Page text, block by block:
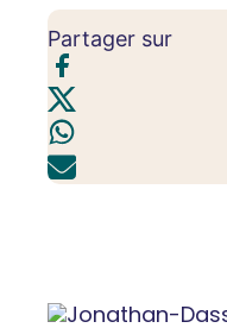
Partager sur